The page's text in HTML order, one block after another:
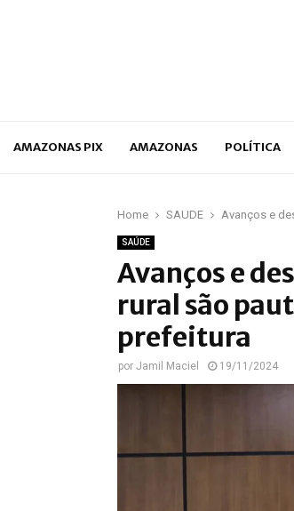
AMAZONAS PIX AMAZONAS POLÍTICA
Home SAÚDE Avanços e
SAÚDE
Avanços e
rural são
prefeitura
por Jamil Maciel 19/11/2024